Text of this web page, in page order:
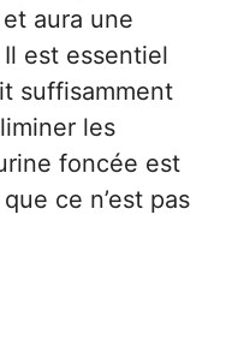
aura une
est essentiel
suffisamment
les
foncée est
ce n’est pas